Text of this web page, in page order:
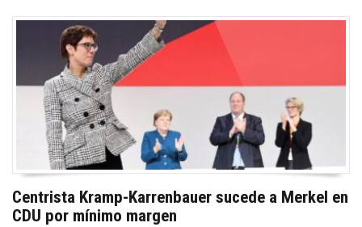
Centrista Kramp-Karrenbauer sucede a Merkel en
CDU por mínimo margen